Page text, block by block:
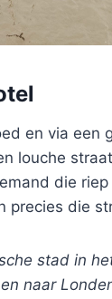
en via een
louche
die
precies die
stad in
naar